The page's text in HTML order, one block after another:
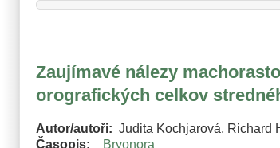
Zaujímavé nálezy
orografických celkov
Autor/autoři
Judita Kochjarová, Richard
Časopis
Bryonora